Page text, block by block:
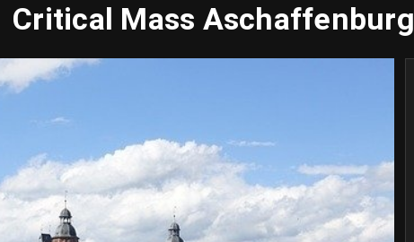
Critical Mass Aschaffenburg